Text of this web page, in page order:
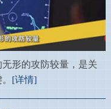
形的攻防较量，是关
[详情]